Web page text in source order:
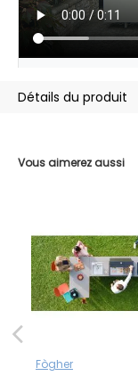
Vous aimerez aussi
Fògher
Détails du produit